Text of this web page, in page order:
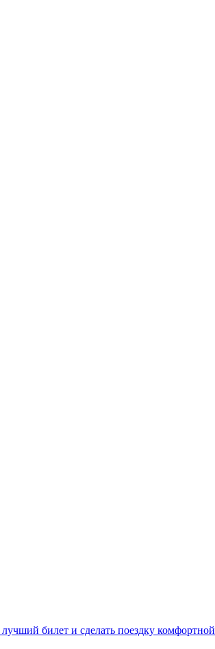
билет и сделать поездку комфортной